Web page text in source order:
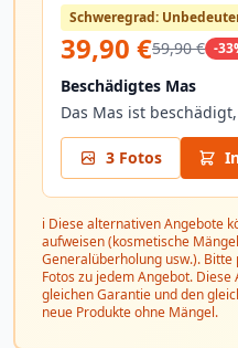
Schweregrad:
39,90 €59,90 € -
Beschädigtes Mas
Das Mas ist
3 Fotos
ℹ️ Diese alternativen Angebote
aufweisen (kosmetische
Generalüberholung usw.).
Fotos zu jedem Angebot.
gleichen Garantie und den
neue Produkte ohne Mängel.